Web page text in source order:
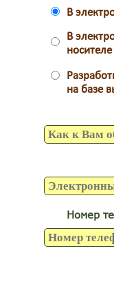
Номер
В
В
носителе
на базе